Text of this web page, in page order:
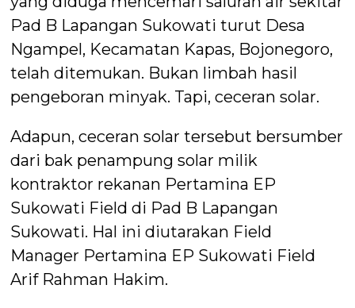
Pad B Lapangan Sukowati turut Desa
Ngampel, Kecamatan Kapas, Bojonegoro,
telah ditemukan. Bukan limbah hasil
pengeboran minyak. Tapi, ceceran solar.
Adapun, ceceran solar tersebut bersumber
dari bak penampung solar milik
kontraktor rekanan Pertamina EP
Sukowati Field di Pad B Lapangan
Sukowati. Hal ini diutarakan Field
Manager Pertamina EP Sukowati Field
Arif Rahman Hakim.